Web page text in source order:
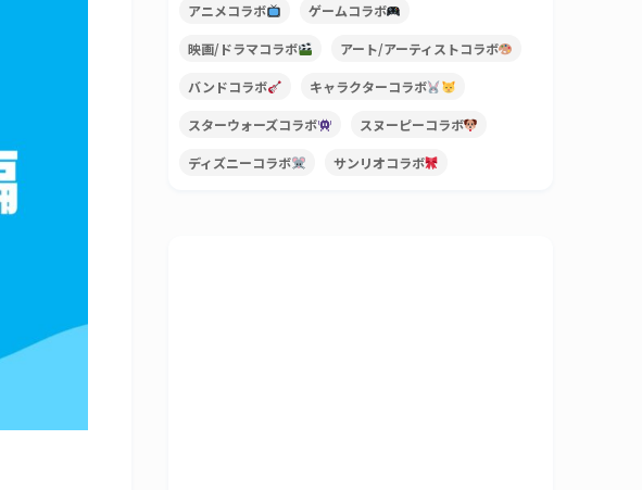
アニメコラボ ゲームコラボ
映画/ドラマコラボ アート/アーティストコラボ
バンドコラボ キャラクターコラボ
スターウォーズコラボ スヌーピーコラボ
ディズニーコラボ サンリオコラボ